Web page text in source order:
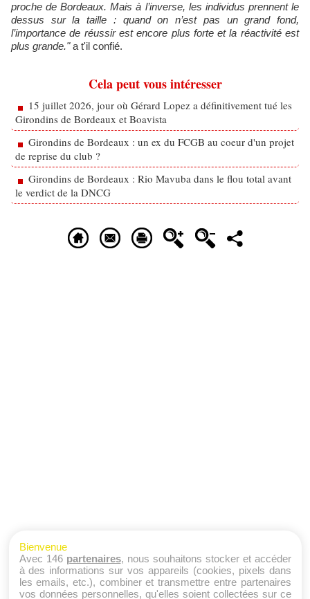
proche de Bordeaux. Mais à l’inverse, les individus prennent le
dessus sur la taille : quand on n’est pas un grand fond,
l’importance de réussir est encore plus forte et la réactivité est
plus grande."a t'il confié.
Cela peut vous intéresser
15 juillet 2026, jour où Gérard Lopez a définitivement tué les
Girondins de Bordeaux et Boavista
Girondins de Bordeaux : un ex du FCGB au coeur d'un projet
de reprise du club ?
Girondins de Bordeaux : Rio Mavuba dans le flou total avant
le verdict de la DNCG
Bienvenue
Avec 146 partenaires, nous souhaitons stocker et accéder
à des informations sur vos appareils (cookies, pixels dans
les emails, etc.), combiner et transmettre entre partenaires
vos données personnelles, qu'elles soient collectées sur ce